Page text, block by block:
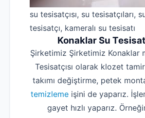
su tesisatçısı, su tesisatçıları,
tesisatçı, kameralı su tesisatı
Konaklar Su
Şirketimiz Şirketimiz Konaklar
Tesisatçısı olarak klozet
takımı değiştirme, petek
temizlemeişini de yaparız.
gayet hızlı yaparız.